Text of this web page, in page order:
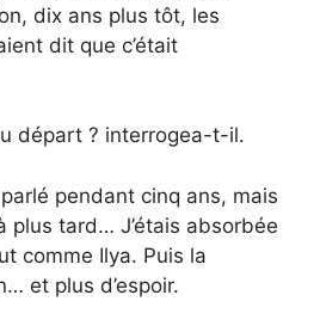
dix ans plus tôt, les
dit que c’était
départ ? interrogea-t-il.
pendant cinq ans, mais
plus tard… J’étais absorbée
comme Ilya. Puis la
et plus d’espoir.